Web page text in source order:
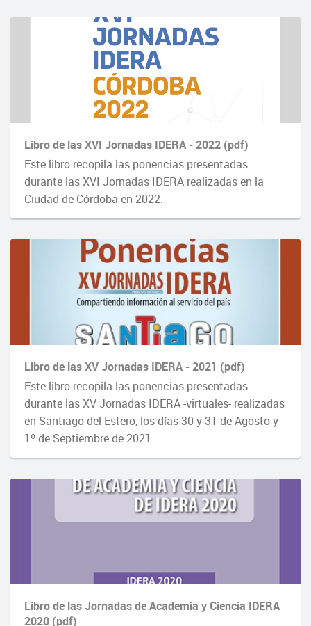
Libro de las XVI Jornadas IDERA - 2022 (pdf)
Este libro recopila las ponencias presentadas
durante las XVI Jornadas IDERA realizadas en la
Ciudad de Córdoba en 2022.
Libro de las XV Jornadas IDERA - 2021 (pdf)
Este libro recopila las ponencias presentadas
durante las XV Jornadas IDERA -virtuales- realizadas
en Santiago del Estero, los días 30 y 31 de Agosto y
1º de Septiembre de 2021.
Libro de las Jornadas de Academia y Ciencia IDERA
2020 (pdf)